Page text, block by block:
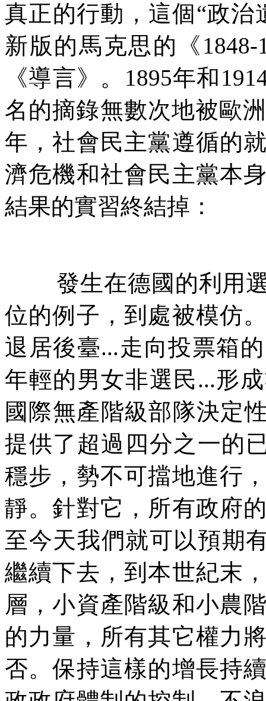
真正的行動，這個“政治
新版的馬克思的《 1848-
《導言》。 1895年和
名的摘錄無數次地被歐
年，社會民主黨遵循的
濟危機和社會民主黨本
結果的實習終結掉：
發生在德國的利用
位的例子，到處被模仿
退居後臺...走向投票箱
年輕的男女非選民...形
國際無產階級部隊決定
提供了超過四分之一的
穩步，勢不可擋地進行
靜。針對它，所有政府
至今天我們就可以預期
繼續下去，到本世紀末
層，小資產階級和小農
的力量，所有其它權力
否。保持這樣的增長持